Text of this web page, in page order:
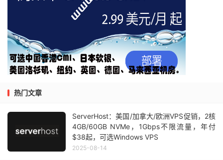
热门文章
ServerHost：美国/加拿大/欧洲VPS促销，2核
4GB/60GB NVMe，1Gbps不限流量，年付
$38起，可选Windows VPS
2025-08-14